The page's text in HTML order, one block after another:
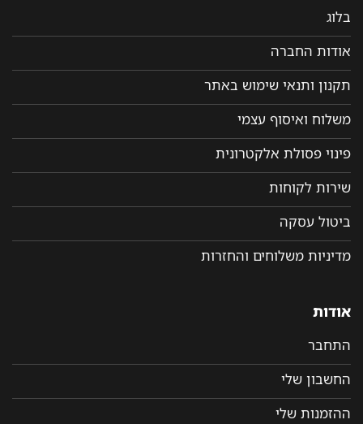
בלוג
אודות החברה
תקנון ותנאי שימוש באתר
משלוח ואיסוף עצמי
פינוי פסולת אלקטרונית
שירות לקוחות
ביטול עסקה
מדיניות משלוחים והחזרות
אודות
התחבר
החשבון שלי
ההזמנות שלי